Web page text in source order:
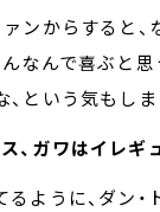
ンからすると、
なんで喜ぶと思
という気もしま
、ガワはイレギ
るように、ダン